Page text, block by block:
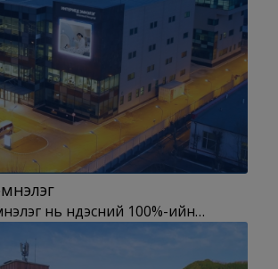
нь үндэсний 100%-ийн…